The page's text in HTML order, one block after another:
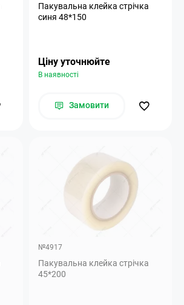
Пакувальна клейка стрічка
синя 48*150
Ціну уточнюйте
В наявності
Замовити
№4917
Пакувальна клейка стрічка
45*200